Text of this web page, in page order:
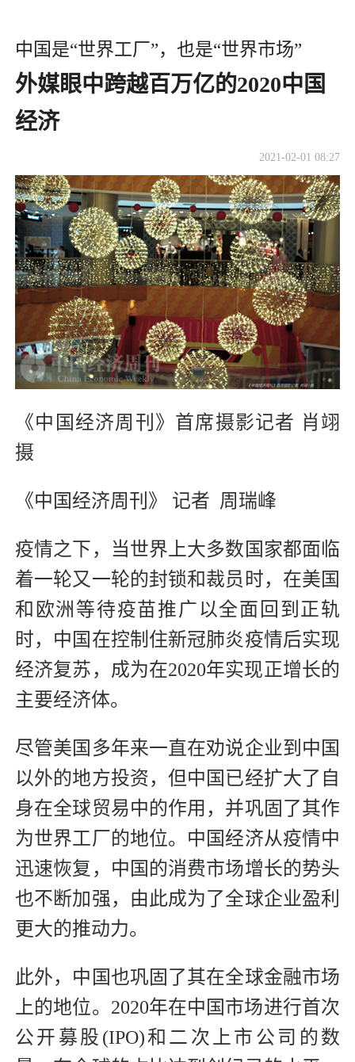
中国是“世界工厂”，也是“世界市场”
外媒眼中跨越百万亿的2020中国
经济
2021-02-01 08:27
《中国经济周刊》首席摄影记者 肖翊
摄
《中国经济周刊》 记者 周瑞峰
疫情之下，当世界上大多数国家都面临
着一轮又一轮的封锁和裁员时，在美国
和欧洲等待疫苗推广以全面回到正轨
时，中国在控制住新冠肺炎疫情后实现
经济复苏，成为在2020年实现正增长的
主要经济体。
尽管美国多年来一直在劝说企业到中国
以外的地方投资，但中国已经扩大了自
身在全球贸易中的作用，并巩固了其作
为世界工厂的地位。中国经济从疫情中
迅速恢复，中国的消费市场增长的势头
也不断加强，由此成为了全球企业盈利
更大的推动力。
此外，中国也巩固了其在全球金融市场
上的地位。2020年在中国市场进行首次
公开募股(IPO)和二次上市公司的数